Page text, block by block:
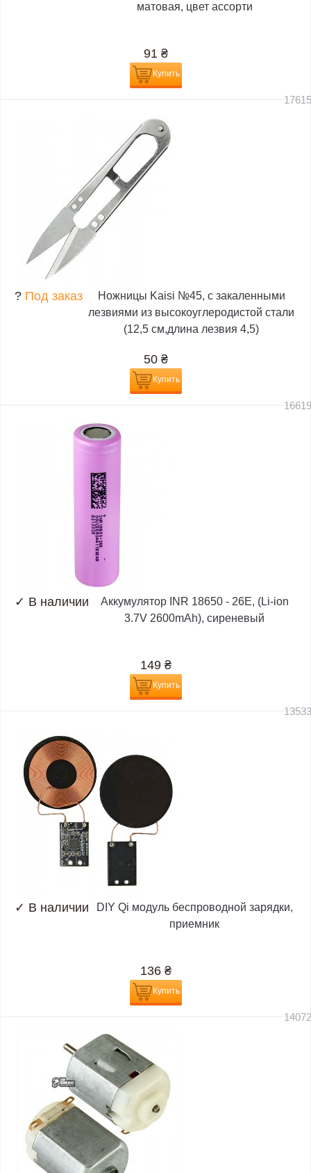
матовая, цвет ассорти
91 ₴
Купить
? Под заказ
Ножницы Kaisi №45, с закаленными
лезвиями из высокоуглеродистой стали
(12,5 см,длина лезвия 4,5)
50 ₴
Купить
✓ В наличии
Аккумулятор INR 18650 - 26E, (Li-ion
3.7V 2600mAh), сиреневый
149 ₴
Купить
✓ В наличии
DIY Qi модуль беспроводной зарядки,
приемник
136 ₴
Купить